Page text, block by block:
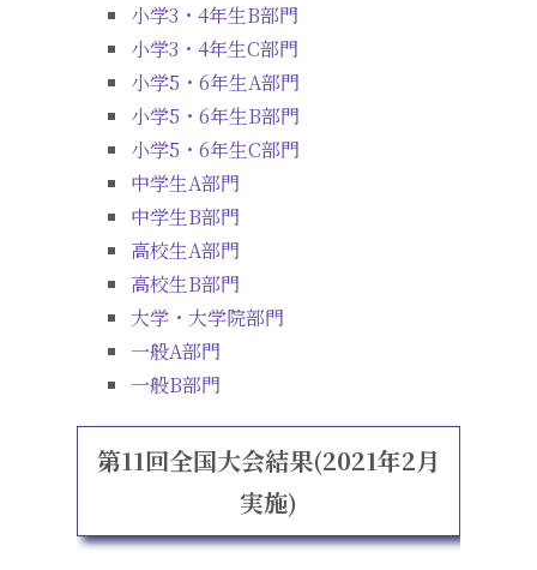
小学3・4年生B部門
小学3・4年生C部門
小学5・6年生A部門
小学5・6年生B部門
小学5・6年生C部門
中学生A部門
中学生B部門
高校生A部門
高校生B部門
大学・大学院部門
一般A部門
一般B部門
第11回全国大会結果(2021年2月
実施)